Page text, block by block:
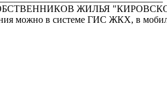
ЖИЛЬЯ "КИРОВСКОЕ-
можно в системе ГИС ЖКХ, в